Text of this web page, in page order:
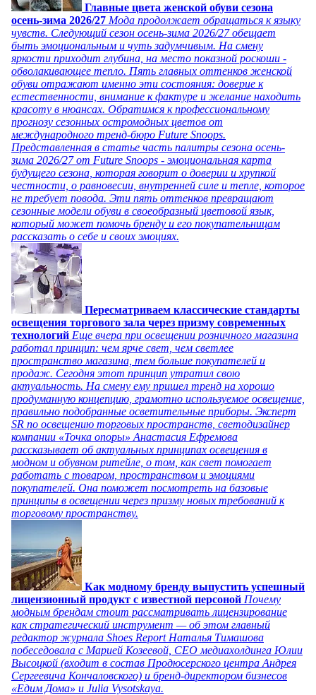
Главные цвета женской обуви сезона
осень-зима 2026/27 Мода продолжает обращаться к языку
чувств. Следующий сезон осень-зима 2026/27 обещает
быть эмоциональным и чуть задумчивым. На смену
яркости приходит глубина, на место показной роскоши -
обволакивающее тепло. Пять главных оттенков женской
обуви отражают именно эти состояния: доверие к
естественности, внимание к фактуре и желание находить
красоту в нюансах. Обратимся к профессиональному
прогнозу сезонных остромодных цветов от
международного тренд-бюро Future Snoops.
Представленная в статье часть палитры сезона осень-
зима 2026/27 от Future Snoops - эмоциональная карта
будущего сезона, которая говорит о доверии и хрупкой
честности, о равновесии, внутренней силе и тепле, которое
не требует повода. Эти пять оттенков превращают
сезонные модели обуви в своеобразный цветовой язык,
который может помочь бренду и его покупательницам
рассказать о себе и своих эмоциях.
Пересматриваем классические стандарты
освещения торгового зала через призму современных
технологий Еще вчера при освещении розничного магазина
работал принцип: чем ярче свет, чем светлее
пространство магазина, тем больше покупателей и
продаж. Сегодня этот принцип утратил свою
актуальность. На смену ему пришел тренд на хорошо
продуманную концепцию, грамотно используемое освещение,
правильно подобранные осветительные приборы. Эксперт
SR по освещению торговых пространств, светодизайнер
компании «Точка опоры» Анастасия Ефремова
рассказывает об актуальных принципах освещения в
модном и обувном ритейле, о том, как свет помогает
работать с товаром, пространством и эмоциями
покупателей. Она поможет посмотреть на базовые
принципы в освещении через призму новых требований к
торговому пространству.
Как модному бренду выпустить успешный
лицензионный продукт с известной персоной Почему
модным брендам стоит рассматривать лицензирование
как стратегический инструмент — об этом главный
редактор журнала Shoes Report Наталья Тимашова
побеседовала с Марией Козеевой, СЕО медиахолдинга Юлии
Высоцкой (входит в состав Продюсерского центра Андрея
Сергеевича Кончаловского) и бренд-директором бизнесов
«Едим Дома» и Julia Vysotskaya.